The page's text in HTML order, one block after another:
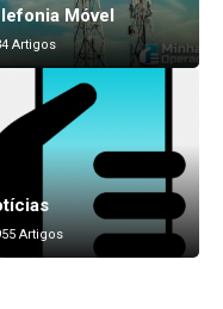
Móvel
Artigos
Artigos